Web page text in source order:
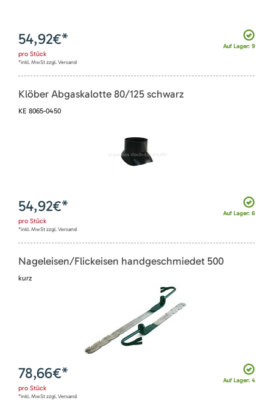
Auf Lager: 9
54,92€*
pro Stück
*inkl. MwSt zzgl. Versand
Klöber Abgaskalotte 80/125 schwarz
KE 8065-0450
Auf Lager: 6
54,92€*
pro Stück
*inkl. MwSt zzgl. Versand
Nageleisen/Flickeisen handgeschmiedet 500
kurz
Auf Lager: 4
78,66€*
pro Stück
*inkl. MwSt zzgl. Versand